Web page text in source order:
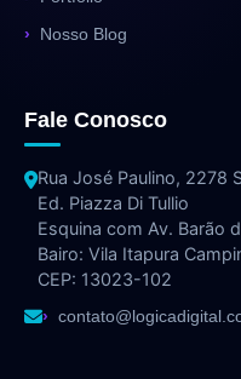
Nosso Blog
Fale Conosco
Rua José Paulino, 2278
Ed. Piazza Di Tullio
Esquina com Av. Barão
Bairo: Vila Itapura
CEP: 13023-102